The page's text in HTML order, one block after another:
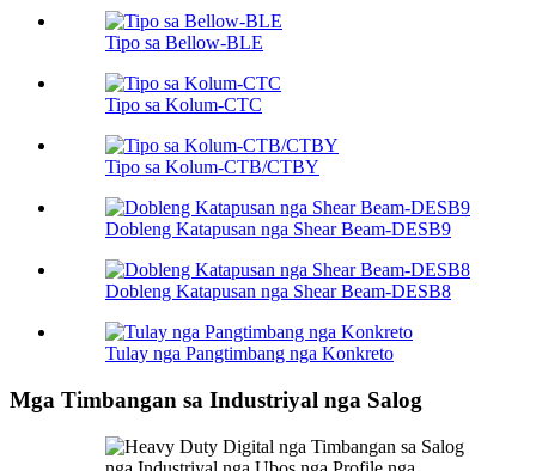
Tipo sa Bellow-BLE
Tipo sa Kolum-CTC
Tipo sa Kolum-CTB/CTBY
Dobleng Katapusan nga Shear Beam-DESB9
Dobleng Katapusan nga Shear Beam-DESB8
Tulay nga Pangtimbang nga Konkreto
Mga Timbangan sa Industriyal nga Salog